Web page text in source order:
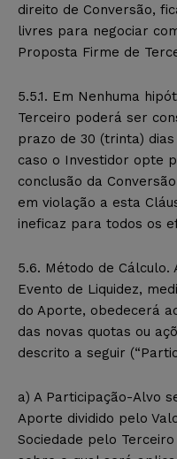
direito de Conversão,
livres para negociar
Proposta Firme de
5.5.1. Em Nenhuma
Terceiro poderá ser
prazo de 30 (trinta)
caso o Investidor opte
conclusão da
em violação a esta
ineficaz para todos os
5.6. Método de Cálculo.
Evento de Liquidez,
do Aporte, obedecerá
das novas quotas ou
descrito a seguir
a) A Participação-Alvo
Aporte dividido pelo
Sociedade pelo